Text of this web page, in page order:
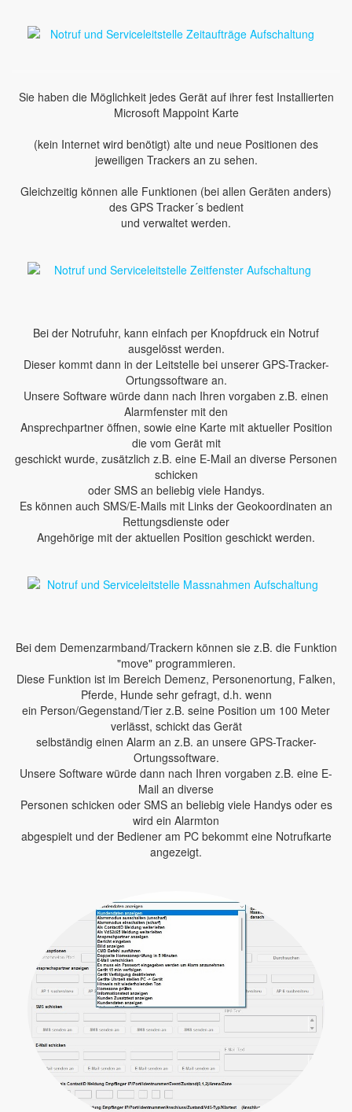
Sie haben die Möglichkeit jedes Gerät auf ihrer fest Installierten
Microsoft Mappoint Karte
(kein Internet wird benötigt) alte und neue Positionen des
jeweiligen Trackers an zu sehen.
Gleichzeitig können alle Funktionen (bei allen Geräten anders)
des GPS Tracker´s bedient
und verwaltet werden.
Bei der Notrufuhr, kann einfach per Knopfdruck ein Notruf
ausgelösst werden.
Dieser kommt dann in der Leitstelle bei unserer GPS-Tracker-
Ortungssoftware an.
Unsere Software würde dann nach Ihren vorgaben z.B. einen
Alarmfenster mit den
Ansprechpartner öffnen, sowie eine Karte mit aktueller Position
die vom Gerät mit
geschickt wurde, zusätzlich z.B. eine E-Mail an diverse Personen
schicken
oder SMS an beliebig viele Handys.
Es können auch SMS/E-Mails mit Links der Geokoordinaten an
Rettungsdienste oder
Angehörige mit der aktuellen Position geschickt werden.
Bei dem Demenzarmband/Trackern können sie z.B. die Funktion
"move" programmieren.
Diese Funktion ist im Bereich Demenz, Personenortung, Falken,
Pferde, Hunde sehr gefragt, d.h. wenn
ein Person/Gegenstand/Tier z.B. seine Position um 100 Meter
verlässt, schickt das Gerät
selbständig einen Alarm an z.B. an unsere GPS-Tracker-
Ortungssoftware.
Unsere Software würde dann nach Ihren vorgaben z.B. eine E-
Mail an diverse
Personen schicken oder SMS an beliebig viele Handys oder es
wird ein Alarmton
abgespielt und der Bediener am PC bekommt eine Notrufkarte
angezeigt.